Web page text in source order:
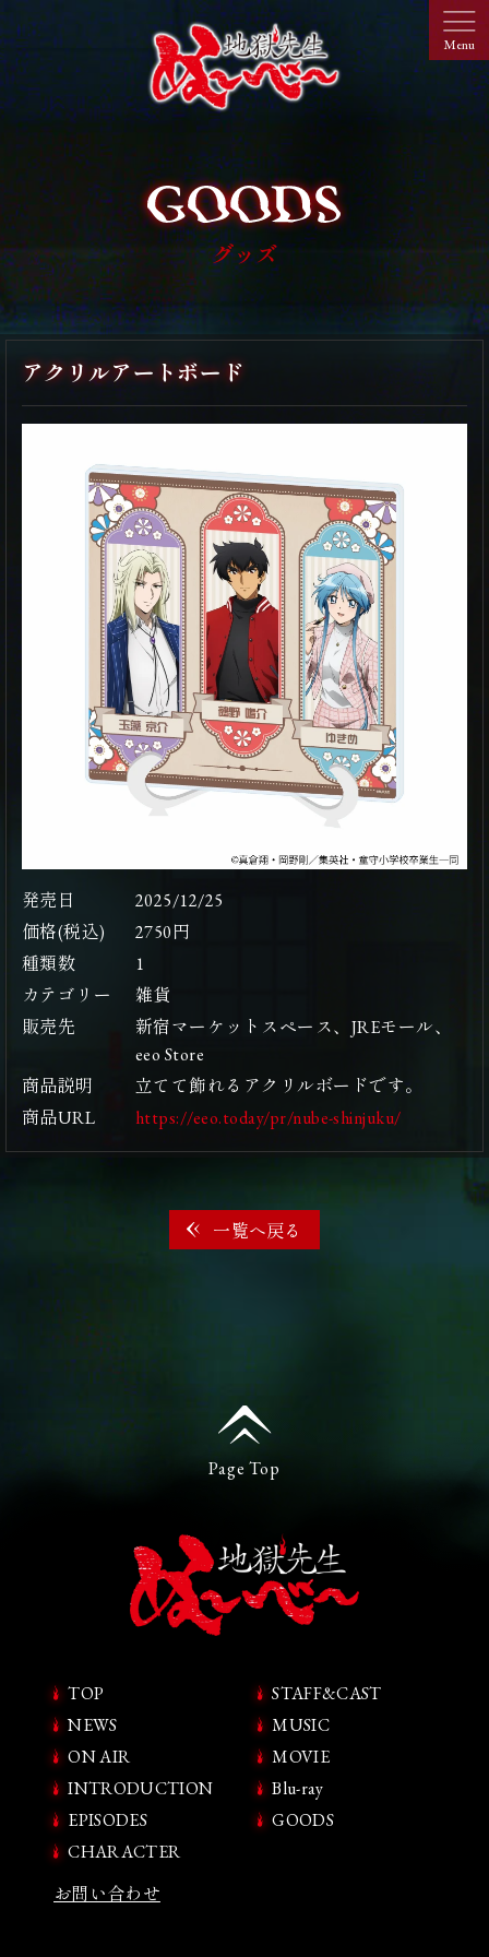
グッズ
アクリルアートボード
発売日
2025/12/25
価格(税込)
2750円
種類数
1
カテゴリー
雑貨
販売先
新宿マーケットスペース、JREモール、
eeo Store
商品説明
立てて飾れるアクリルボードです。
商品URL
https://eeo.today/pr/nube-shinjuku/
一覧へ戻る
Page Top
TOP
NEWS
ON AIR
INTRODUCTION
EPISODES
CHARACTER
STAFF&CAST
MUSIC
MOVIE
Blu-ray
GOODS
お問い合わせ